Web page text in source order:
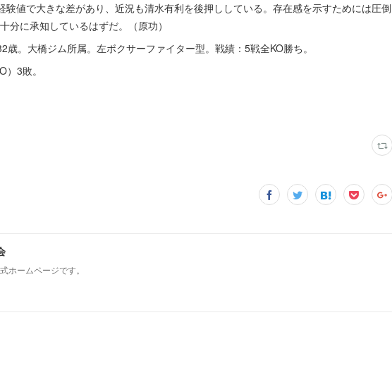
値で大きな差があり、近況も清水有利を後押ししている。存在感を示すためには圧倒
分に承知しているはずだ。（原功）
。大橋ジム所属。左ボクサーファイター型。戦績：5戦全KO勝ち。
3敗。
ホームページです。